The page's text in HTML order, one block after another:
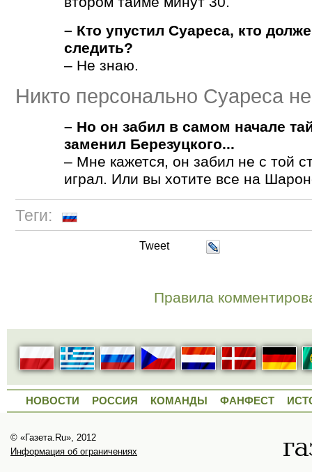
– Кто упустил Суареса, кто
следить?
– Не знаю.
Никто персонально Суареса
– Но он забил в самом начале
заменил Березуцкого...
– Мне кажется, он забил не с той
играл. Или вы хотите все на
Теги:
Tweet
Правила
НОВОСТИ РОССИЯ КОМАНДЫ ФАНФЕСТ
© «Газета.Ru», 2012
Информация об ограничениях